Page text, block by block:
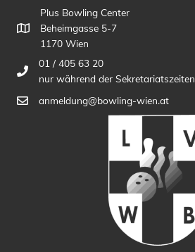
Plus Bowling Center
Beheimgasse 5-7
1170 Wien
01 / 405 63 20
nur während der Sekretariatszeiten
anmeldung@bowling-wien.at